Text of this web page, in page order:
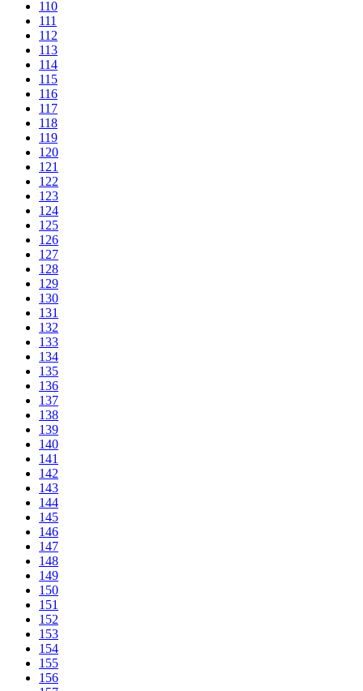
110
111
112
113
114
115
116
117
118
119
120
121
122
123
124
125
126
127
128
129
130
131
132
133
134
135
136
137
138
139
140
141
142
143
144
145
146
147
148
149
150
151
152
153
154
155
156